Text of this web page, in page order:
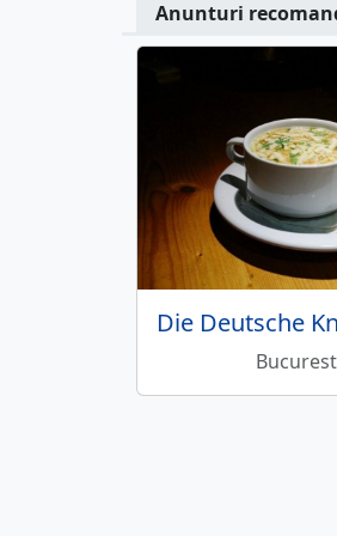
Anunturi